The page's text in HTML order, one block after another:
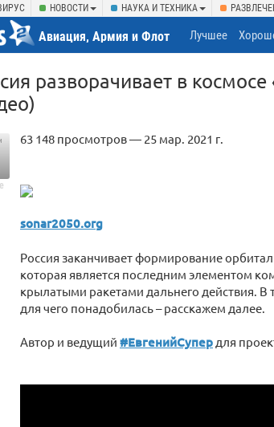
НОВОСТИ НАУКА И ТЕХНИКА
Авиация, Армия и Флот Лучшее
разворачивает в
63 148 просмотров — 25 мар. 2021 г.
sonar2050.org
Россия заканчивает формирование
которая является последним элементом
крылатыми ракетами дальнего действия.
для чего понадобилась – расскажем далее.
Автор и ведущий #ЕвгенийСупер​ для